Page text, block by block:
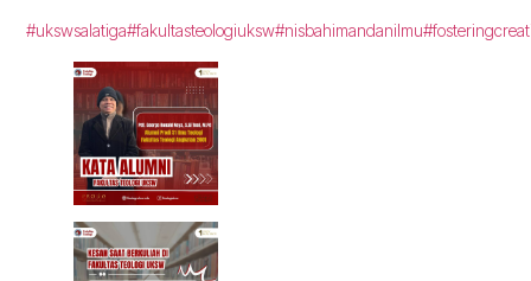
#ukswsalatiga#fakultasteologiuksw#nisbahimandanilmu